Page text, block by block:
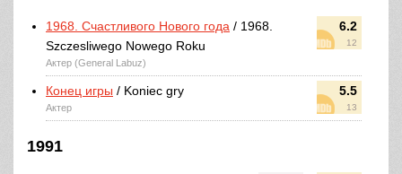
6.2
12
1968. Счастливого Нового года / 1968.
Szczesliwego Nowego Roku
Актер (General Labuz)
5.5
13
Конец игры / Koniec gry
Актер
1991